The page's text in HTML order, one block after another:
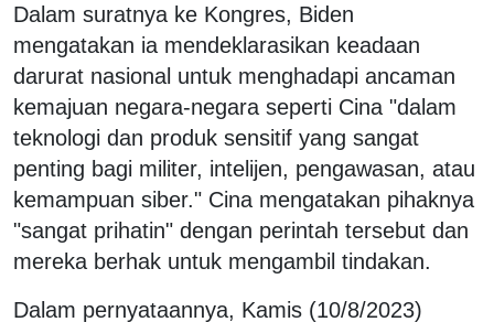
Dalam suratnya ke Kongres, Biden
mengatakan ia mendeklarasikan keadaan
darurat nasional untuk menghadapi ancaman
kemajuan negara-negara seperti Cina "dalam
teknologi dan produk sensitif yang sangat
penting bagi militer, intelijen, pengawasan, atau
kemampuan siber." Cina mengatakan pihaknya
"sangat prihatin" dengan perintah tersebut dan
mereka berhak untuk mengambil tindakan.
Dalam pernyataannya, Kamis (10/8/2023)